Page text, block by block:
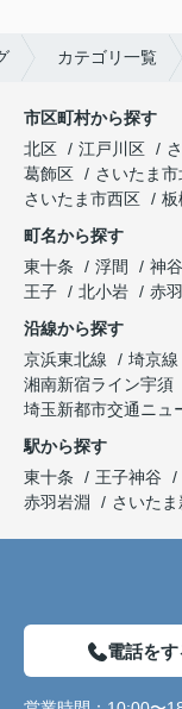
カテゴリ一覧
市区町村から探す
北区
江戸川区
葛飾区
さいたま
さいたま市西区
板
町名から探す
東十条
浮間 神谷
王子
北小岩
赤羽
沿線から探す
京浜東北線
埼京線
湘南新宿ライン宇須
埼玉新都市交通ニュ
駅から探す
東十条
王子神谷
赤羽岩淵
さいた
電話をす